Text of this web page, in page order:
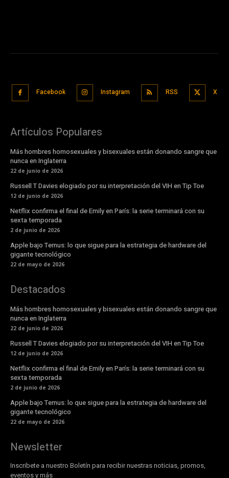
Facebook Instagram RSS X
Artículos Populares
Más hombres homosexuales y bisexuales están donando sangre que
nunca en Inglaterra
22 de junio de 2026
Russell T Davies elogiado por su interpretación del VIH en Tip Toe
12 de junio de 2026
Netflix confirma el final de Emily en París: la serie terminará con su
sexta temporada
2 de junio de 2026
Apple bajo Ternus: lo que sigue para la estrategia de hardware del
gigante tecnológico
22 de mayo de 2026
Destacados
Más hombres homosexuales y bisexuales están donando sangre que
nunca en Inglaterra
22 de junio de 2026
Russell T Davies elogiado por su interpretación del VIH en Tip Toe
12 de junio de 2026
Netflix confirma el final de Emily en París: la serie terminará con su
sexta temporada
2 de junio de 2026
Apple bajo Ternus: lo que sigue para la estrategia de hardware del
gigante tecnológico
22 de mayo de 2026
Newsletter
Inscribete a nuestro Boletín para recibir nuestras noticias, promos,
eventos y más